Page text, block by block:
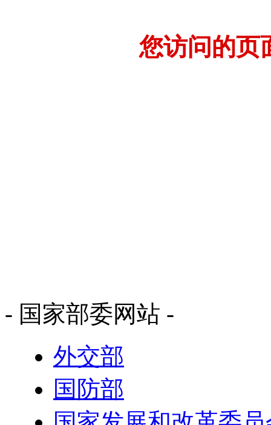
您访问的页
- 国家部委网站 -
外交部
国防部